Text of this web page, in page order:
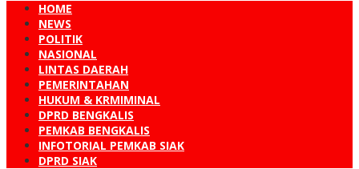
HOME
NEWS
POLITIK
NASIONAL
LINTAS DAERAH
PEMERINTAHAN
HUKUM & KRMIMINAL
DPRD BENGKALIS
PEMKAB BENGKALIS
INFOTORIAL PEMKAB SIAK
DPRD SIAK